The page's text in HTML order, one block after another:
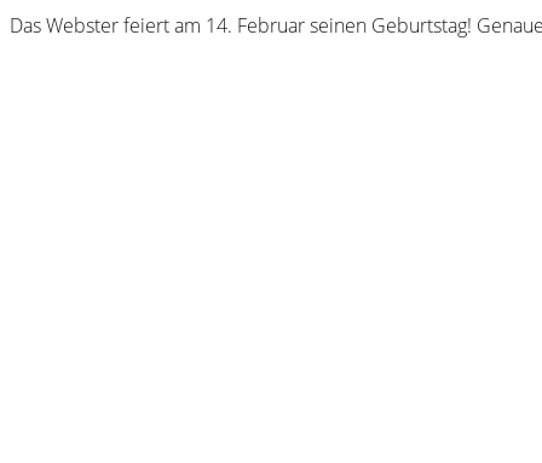
Das Webster feiert am 14. Februar seinen Geburtstag!